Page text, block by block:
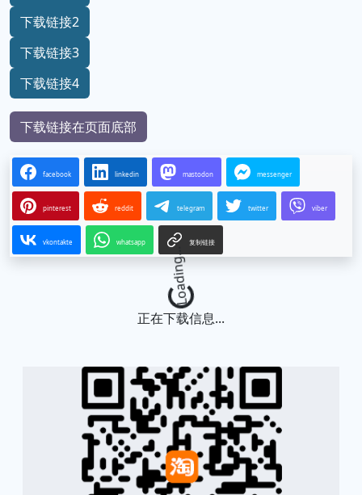
下载链接2
下载链接3
下载链接4
下载链接在页面底部
facebook linkedin mastodon messenger
pinterest reddit telegram twitter viber
vkontakte whatsapp 复制链接
Loading...
正在下载信息...